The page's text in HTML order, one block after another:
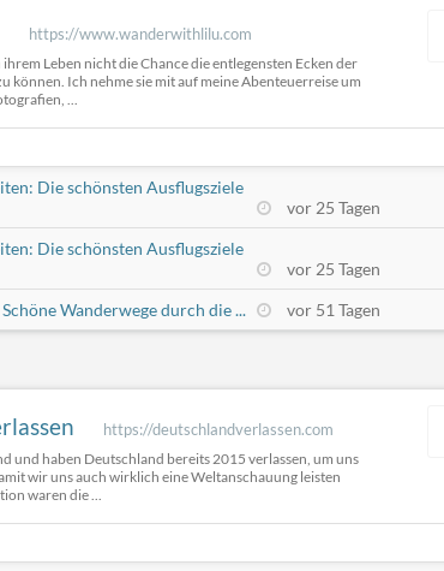
https://www.wanderwithlilu.com
Leben nicht die Chance die entlegensten Ecken der
können. Ich nehme sie mit auf meine Abenteuerreise um
...
Die schönsten Ausflugsziele
vor 25 Tagen
Die schönsten Ausflugsziele
vor 25 Tagen
Wanderwege durch die ...
vor 51 Tagen
https://deutschlandverlassen.com
und haben Deutschland bereits 2015 verlassen, um uns
wir uns auch wirklich eine Weltanschauung leisten
waren die ...